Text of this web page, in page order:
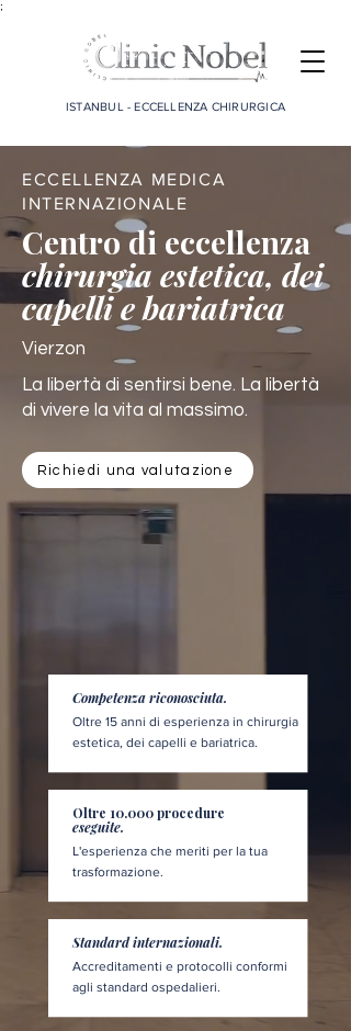
;
ISTANBUL - ECCELLENZA CHIRURGICA
ECCELLENZA MEDICA
INTERNAZIONALE
Centro di eccellenza
chirurgia estetica, dei
capelli e bariatrica
Vierzon
La libertà di sentirsi bene. La libertà
di vivere la vita al massimo.
Richiedi una valutazione
Competenza riconosciuta.
Oltre 15 anni di esperienza in chirurgia
estetica, dei capelli e bariatrica.
Oltre 10.000 procedure
eseguite.
L'esperienza che meriti per la tua
trasformazione.
Standard internazionali.
Accreditamenti e protocolli conformi
agli standard ospedalieri.